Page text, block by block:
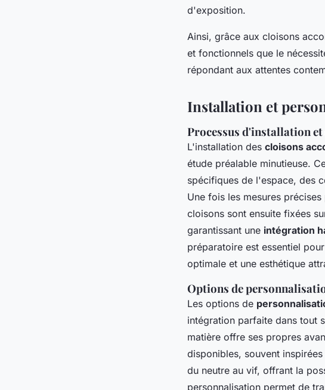
d'exposition.
Ainsi, grâce aux cloisons
et fonctionnels que le
répondant aux attentes
Installation et
Processus d'installation
L'installation des cloisons
étude préalable minutieuse.
spécifiques de l'espace, des
Une fois les mesures
cloisons sont ensuite fixées
garantissant une intégration
préparatoire est essentiel
optimale et une esthétique
Options de
Les options de
intégration parfaite dans tout
matière offre ses propres
disponibles, souvent
du neutre au vif, offrant la
personnalisation permet de